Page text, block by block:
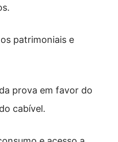
patrimoniais e
prova em favor do
cabível.